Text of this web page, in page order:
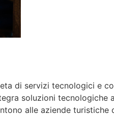
di servizi tecnologici e
soluzioni tecnologiche
alle aziende turistiche